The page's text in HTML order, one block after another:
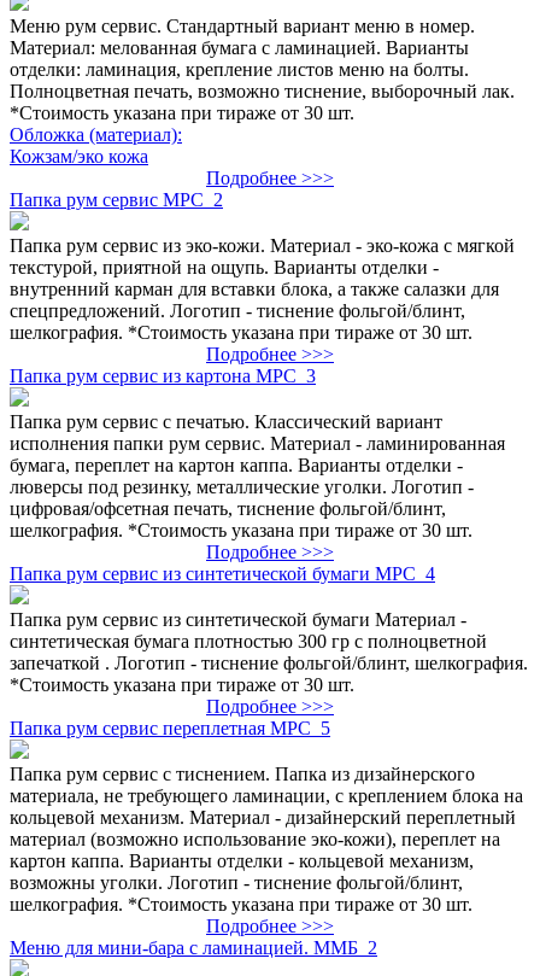
Меню рум сервис. Стандартный вариант меню в номер.
Материал: мелованная бумага с ламинацией. Варианты
отделки: ламинация, крепление листов меню на болты.
Полноцветная печать, возможно тиснение, выборочный лак.
*Стоимость указана при тираже от 30 шт.
Обложка (материал):
Кожзам/эко кожа
Подробнее >>>
Папка рум сервис МРС_2
Папка рум сервис из эко-кожи. Материал - эко-кожа с мягкой
текстурой, приятной на ощупь. Варианты отделки -
внутренний карман для вставки блока, а также салазки для
спецпредложений. Логотип - тиснение фольгой/блинт,
шелкография. *Стоимость указана при тираже от 30 шт.
Подробнее >>>
Папка рум сервис из картона МРС_3
Папка рум сервис с печатью. Классический вариант
исполнения папки рум сервис. Материал - ламинированная
бумага, переплет на картон каппа. Варианты отделки -
люверсы под резинку, металлические уголки. Логотип -
цифровая/офсетная печать, тиснение фольгой/блинт,
шелкография. *Стоимость указана при тираже от 30 шт.
Подробнее >>>
Папка рум сервис из синтетической бумаги МРС_4
Папка рум сервис из синтетической бумаги Материал -
синтетическая бумага плотностью 300 гр с полноцветной
запечаткой . Логотип - тиснение фольгой/блинт, шелкография.
*Стоимость указана при тираже от 30 шт.
Подробнее >>>
Папка рум сервис переплетная МРС_5
Папка рум сервис с тиснением. Папка из дизайнерского
материала, не требующего ламинации, с креплением блока на
кольцевой механизм. Материал - дизайнерский переплетный
материал (возможно использование эко-кожи), переплет на
картон каппа. Варианты отделки - кольцевой механизм,
возможны уголки. Логотип - тиснение фольгой/блинт,
шелкография. *Стоимость указана при тираже от 30 шт.
Подробнее >>>
Меню для мини-бара с ламинацией. ММБ_2